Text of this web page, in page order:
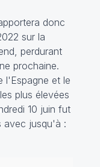
donc
sur la
perdurant
prochaine.
l'Espagne et le
plus élevées
10 juin fut
avec jusqu'à :